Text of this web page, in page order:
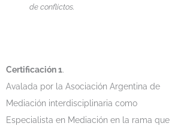
de conflictos.
Certificación 1.
Avalada por la Asociación Argentina de
Mediación interdisciplinaria como
Especialista en Mediación en la rama que